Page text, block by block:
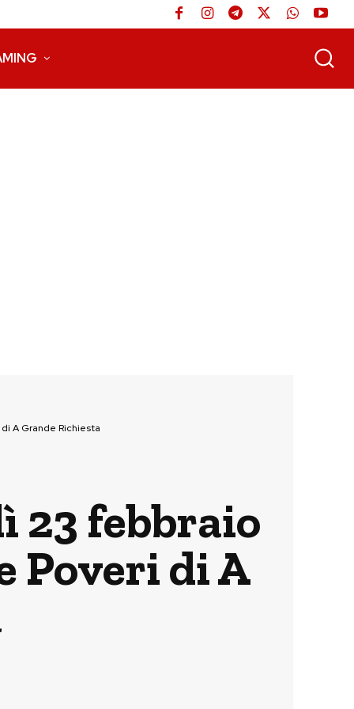
A Grande Richiesta
23 febbraio
Poveri di A